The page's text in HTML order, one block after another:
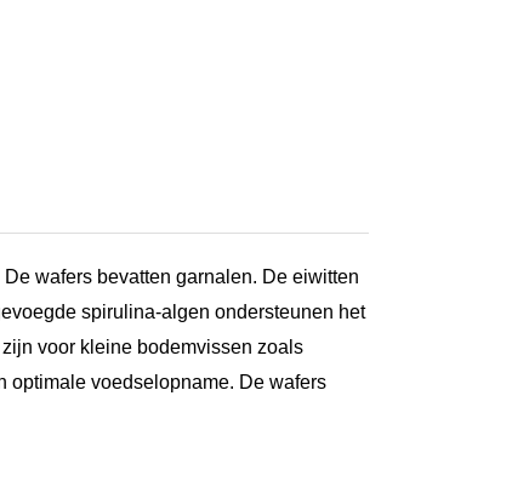
wafers bevatten garnalen. De eiwitten
spirulina-algen ondersteunen het
voor kleine bodemvissen zoals
optimale voedselopname. De wafers